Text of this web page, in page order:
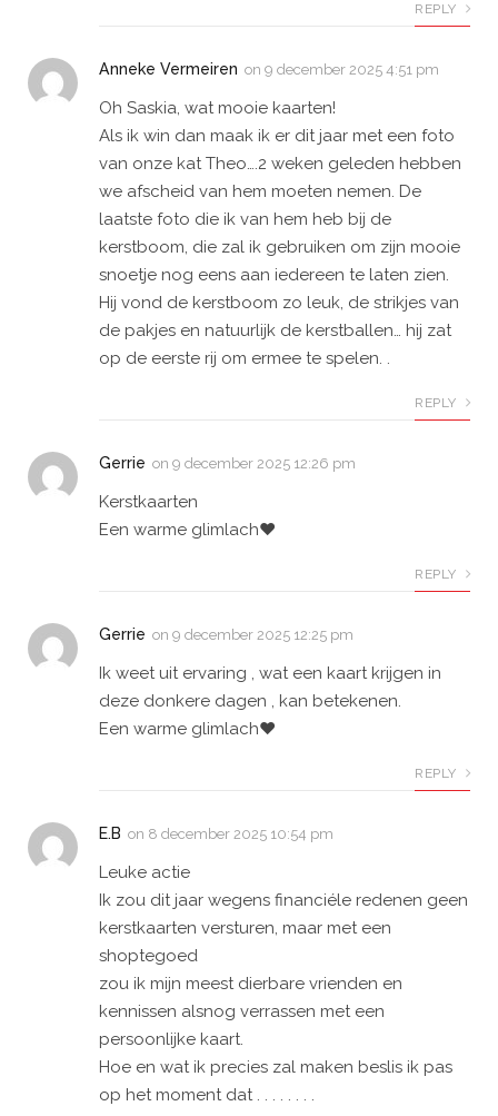
REPLY
Anneke Vermeiren on 9 december 2025 4:51 pm
Oh Saskia, wat mooie kaarten!
Als ik win dan maak ik er dit jaar met een foto
van onze kat Theo….2 weken geleden hebben
we afscheid van hem moeten nemen. De
laatste foto die ik van hem heb bij de
kerstboom, die zal ik gebruiken om zijn mooie
snoetje nog eens aan iedereen te laten zien.
Hij vond de kerstboom zo leuk, de strikjes van
de pakjes en natuurlijk de kerstballen… hij zat
op de eerste rij om ermee te spelen. .
REPLY
Gerrie on 9 december 2025 12:26 pm
Kerstkaarten
Een warme glimlach❤️
REPLY
Gerrie on 9 december 2025 12:25 pm
Ik weet uit ervaring , wat een kaart krijgen in
deze donkere dagen , kan betekenen.
Een warme glimlach❤️
REPLY
E.B on 8 december 2025 10:54 pm
Leuke actie
Ik zou dit jaar wegens financiéle redenen geen
kerstkaarten versturen, maar met een
shoptegoed
zou ik mijn meest dierbare vrienden en
kennissen alsnog verrassen met een
persoonlijke kaart.
Hoe en wat ik precies zal maken beslis ik pas
op het moment dat . . . . . . . .